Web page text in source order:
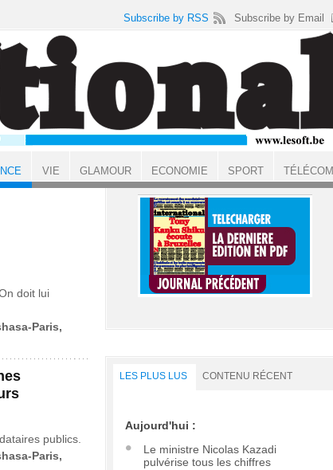
doit lui
Paris,
publics.
Paris,
LES PLUS LUS CONTENU RÉCENT
Aujourd'hui :
Le ministre Nicolas Kazadi
pulvérise tous les chiffres
Subscribe by RSS Subscribe by Email
VIE GLAMOUR ECONOMIE SPORT TÉLÉCOM